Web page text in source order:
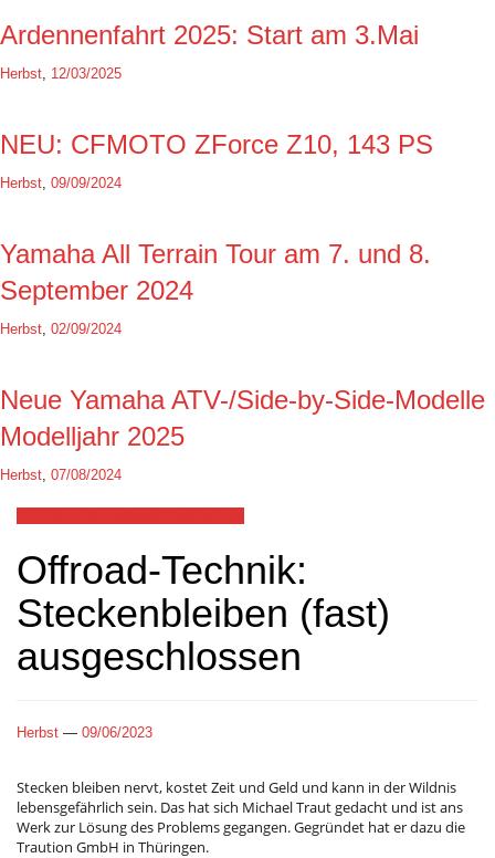
Ardennenfahrt 2025: Start am 3.Mai
Herbst 12/03/2025
NEU: CFMOTO ZForce Z10, 143 PS
Herbst 09/09/2024
Yamaha All Terrain Tour am 7. und 8.
September 2024
Herbst 02/09/2024
Neue Yamaha ATV-/Side-by-Side-Modelle
Modelljahr 2025
Herbst 07/08/2024
Offroad-Technik:
Steckenbleiben (fast)
ausgeschlossen
Herbst — 09/06/2023
Stecken bleiben nervt, kostet Zeit und Geld und kann in der Wildnis
lebensgefährlich sein. Das hat sich Michael Traut gedacht und ist ans
Werk zur Lösung des Problems gegangen. Gegründet hat er dazu die
Traution GmbH in Thüringen.